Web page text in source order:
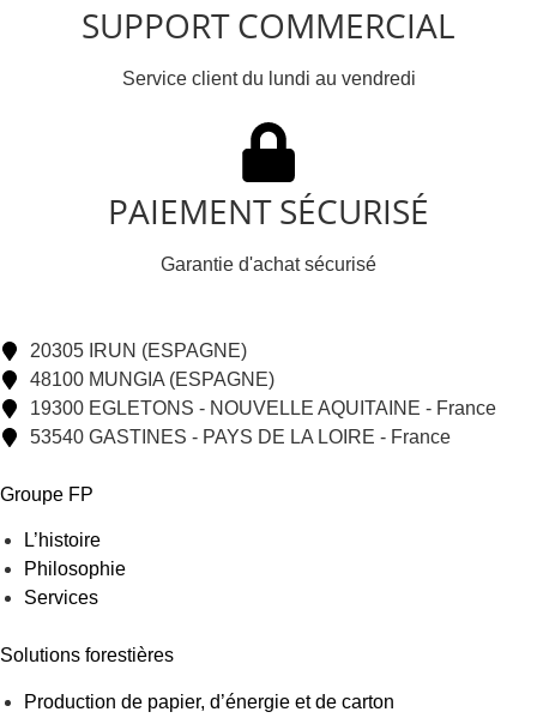
SUPPORT COMMERCIAL
Service client du lundi au vendredi
PAIEMENT SÉCURISÉ
Garantie d'achat sécurisé
20305 IRUN (ESPAGNE)
48100 MUNGIA (ESPAGNE)
19300 EGLETONS - NOUVELLE AQUITAINE - France
53540 GASTINES - PAYS DE LA LOIRE - France
Groupe FP
L’histoire
Philosophie
Services
Solutions forestières
Production de papier, d’énergie et de carton